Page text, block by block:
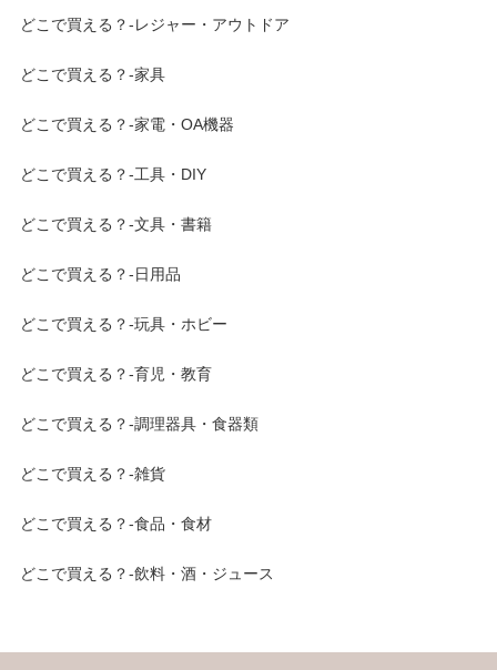
どこで買える？-レジャー・アウトドア
どこで買える？-家具
どこで買える？-家電・OA機器
どこで買える？-工具・DIY
どこで買える？-文具・書籍
どこで買える？-日用品
どこで買える？-玩具・ホビー
どこで買える？-育児・教育
どこで買える？-調理器具・食器類
どこで買える？-雑貨
どこで買える？-食品・食材
どこで買える？-飲料・酒・ジュース